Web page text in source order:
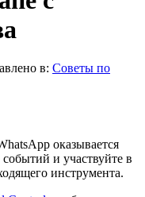
в: Советы по
оказывается
и участвуйте в
инструмента.